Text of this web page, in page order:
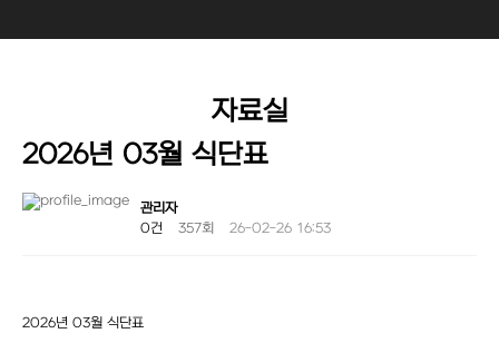
자료실
2026년 03월 식단표
관리자
0건
357회 26-02-26 16:53
2026년 03월 식단표